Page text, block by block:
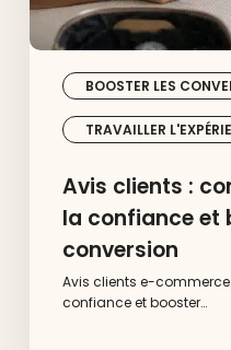
BOOSTER LES
TRAVAILLER
Avis clients :
la confiance et
conversion
Avis clients e-
confiance et booster…